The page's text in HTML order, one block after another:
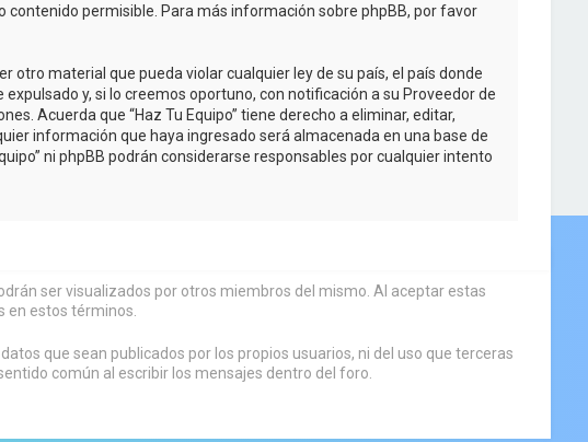
permisible. Para más información sobre phpBB, por favor
material que pueda violar cualquier ley de su país, el país donde
y, si lo creemos oportuno, con notificación a su Proveedor de
Acuerda que “Haz Tu Equipo” tiene derecho a eliminar, editar,
información que haya ingresado será almacenada en una base de
ni phpBB podrán considerarse responsables por cualquier intento
ser visualizados por otros miembros del mismo. Al aceptar estas
en estos términos.
que sean publicados por los propios usuarios, ni del uso que terceras
común al escribir los mensajes dentro del foro.